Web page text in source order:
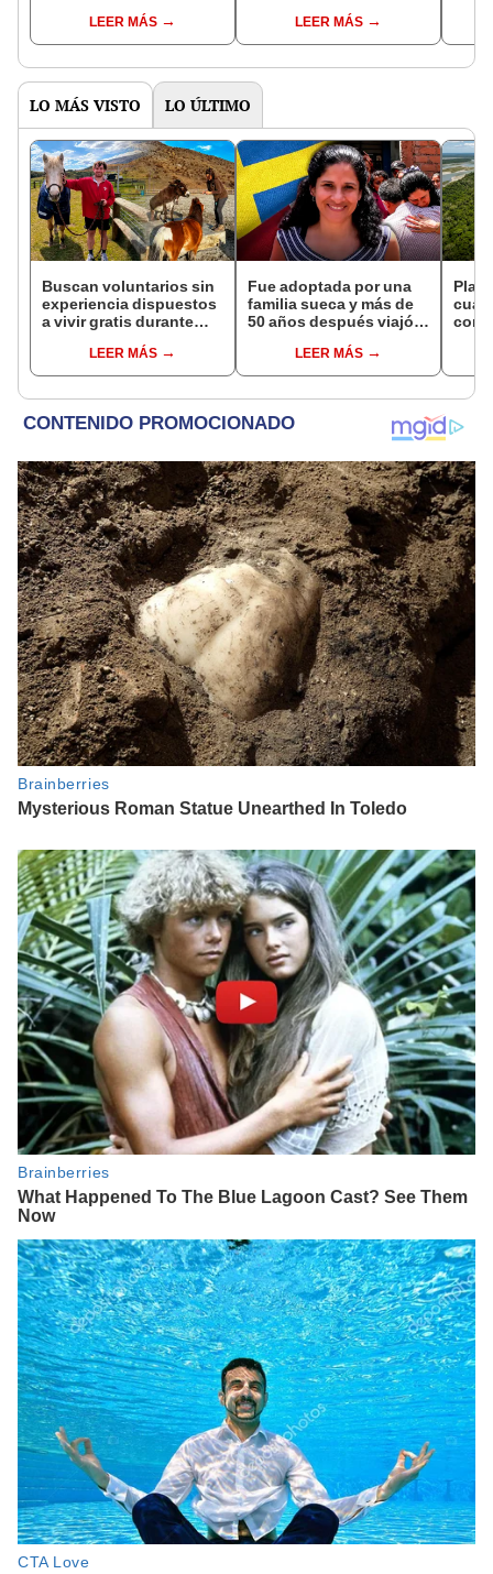
gobierno de Estados
Unidos?
LEER MÁS
ser extraditado?
LEER MÁS
LO MÁS VISTO LO ÚLTIMO
Buscan voluntarios sin
experiencia dispuestos
a vivir gratis durante
cuidar caballos, burros
y otros animales
LEER MÁS
Fue adoptada por una
familia sueca y más de
50 años después viajó a
sus raíces: "Encontré
esa parte faltante"
LEER MÁS